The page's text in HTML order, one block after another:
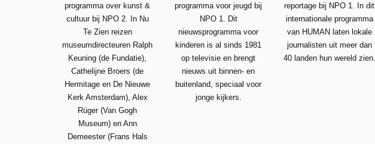
programma over kunst &
cultuur bij NPO 2. In Nu
Te Zien reizen
museumdirecteuren Ralph
Keuning (de Fundatie),
Cathelijne Broers (de
Hermitage en De Nieuwe
Kerk Amsterdam), Alex
Rüger (Van Gogh
Museum) en Ann
Demeester (Frans Hals
programma voor jeugd bij
NPO 1. Dit
nieuwsprogramma voor
kinderen is al sinds 1981
op televisie en brengt
nieuws uit binnen- en
buitenland, speciaal voor
jonge kijkers.
reportage bij NPO 1. In dit
internationale programma
van HUMAN laten lokale
journalisten uit meer dan
40 landen hun wereld zien.